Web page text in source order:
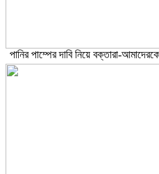
পানির পাম্পের দাবি নিয়ে বক্তারা-